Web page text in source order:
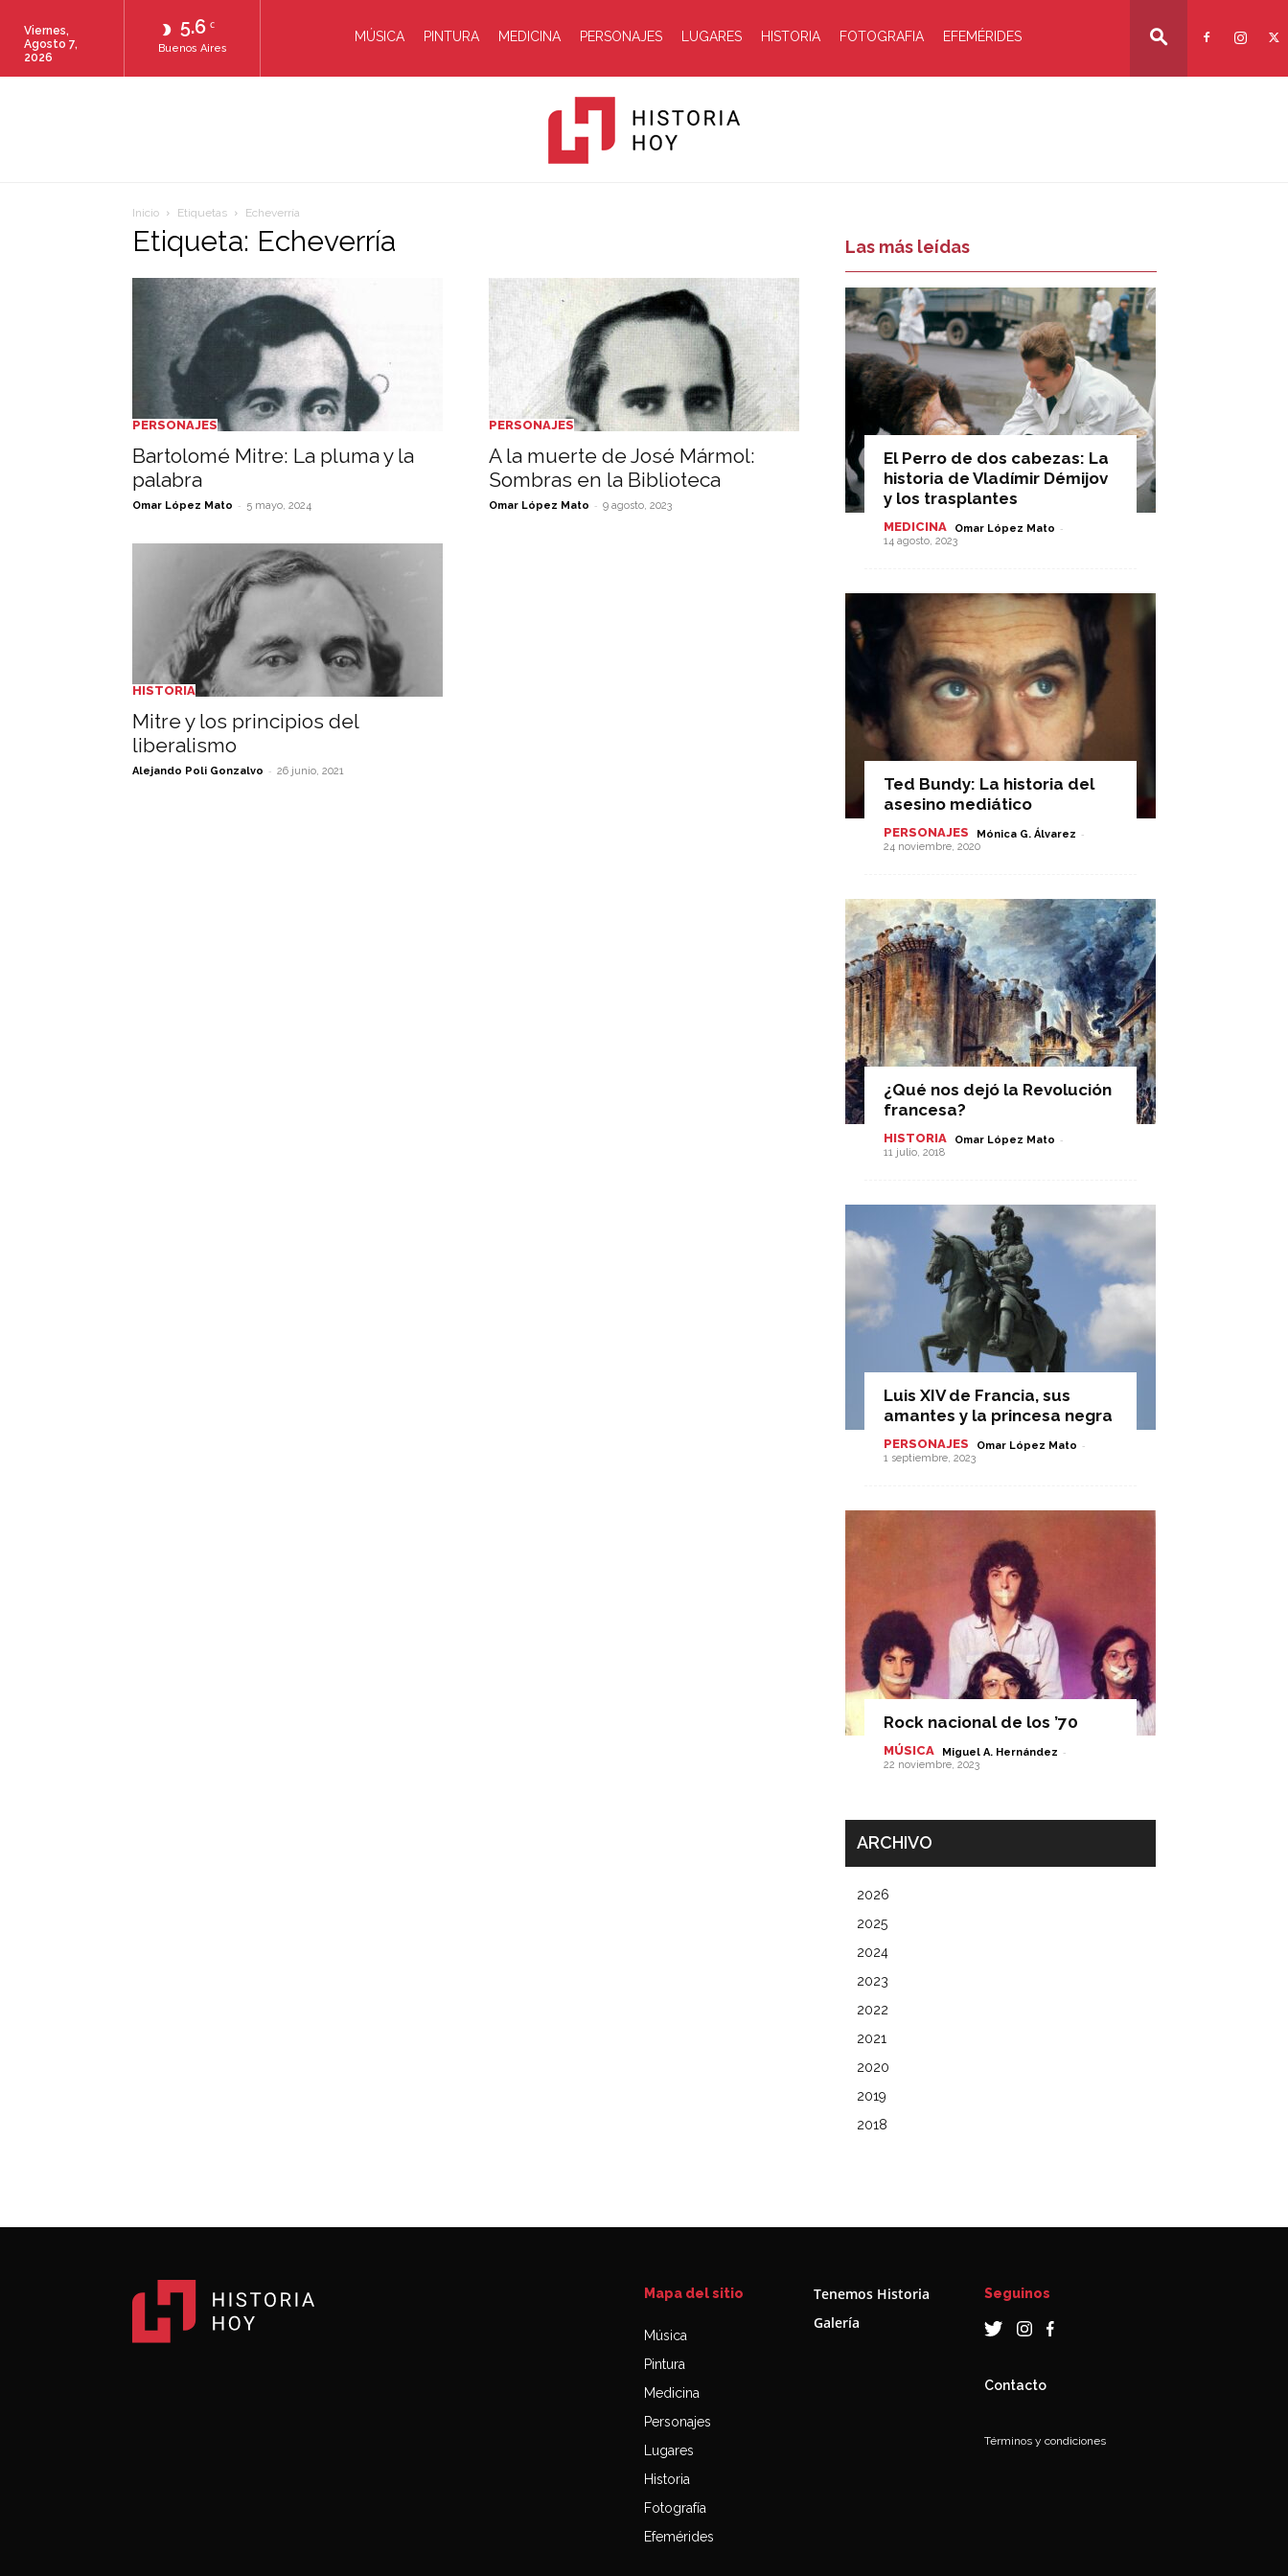
5.6 C
Buenos Aires
Viernes,
Agosto 7,
2026
MÚSICA PINTURA MEDICINA PERSONAJES LUGARES HISTORIA FOTOGRAFIA EFEMÉRIDES
Hoy
Inicio Etiquetas Echeverría
Etiqueta: Echeverría
PERSONAJES
Bartolomé Mitre: La pluma y la
palabra
Omar López Mato - 5 mayo, 2024
PERSONAJES
A la muerte de José Mármol:
Sombras en la Biblioteca
Omar López Mato - 9 agosto, 2023
HISTORIA
Mitre y los principios del
liberalismo
Alejando Poli Gonzalvo - 26 junio, 2021
Las más leídas
El Perro de dos cabezas: La
historia de Vladímir Démijov
y los trasplantes
MEDICINA Omar López Mato -
14 agosto, 2023
Ted Bundy: La historia del
asesino mediático
PERSONAJES Mónica G. Álvarez -
24 noviembre, 2020
¿Qué nos dejó la Revolución
francesa?
HISTORIA Omar López Mato -
11 julio, 2018
Luis XIV de Francia, sus
amantes y la princesa negra
PERSONAJES Omar López Mato -
1 septiembre, 2023
Rock nacional de los ’70
MÚSICA Miguel A. Hernández -
22 noviembre, 2023
ARCHIVO
2026
2025
2024
2023
2022
2021
2020
2019
2018
Mapa del sitio
Música
Pintura
Medicina
Personajes
Lugares
Historia
Fotografía
Efemérides
Tenemos Historia
Galería
Seguinos
Contacto
Términos y condiciones